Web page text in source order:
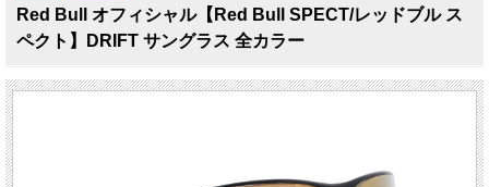
Red Bull オフィシャル【Red Bull SPECT/レッドブル ス
ペクト】DRIFT サングラス 全カラー